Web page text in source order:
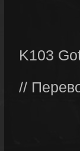
K103
//